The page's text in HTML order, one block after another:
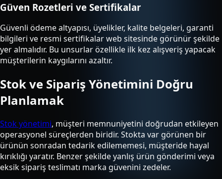
Güven Rozetleri ve Sertifikalar
Güvenli ödeme altyapısı, üyelikler, kalite belgeleri, garanti
bilgileri ve resmi sertifikalar web sitesinde görünür şekilde
yer almalıdır. Bu unsurlar özellikle ilk kez alışveriş yapacak
müşterilerin kaygılarını azaltır.
Stok ve Sipariş Yönetimini Doğru
Planlamak
Stok yönetimi, müşteri memnuniyetini doğrudan etkileyen
operasyonel süreçlerden biridir. Stokta var görünen bir
ürünün sonradan tedarik edilememesi, müşteride hayal
kırıklığı yaratır. Benzer şekilde yanlış ürün gönderimi veya
eksik sipariş teslimatı marka güvenini zedeler.